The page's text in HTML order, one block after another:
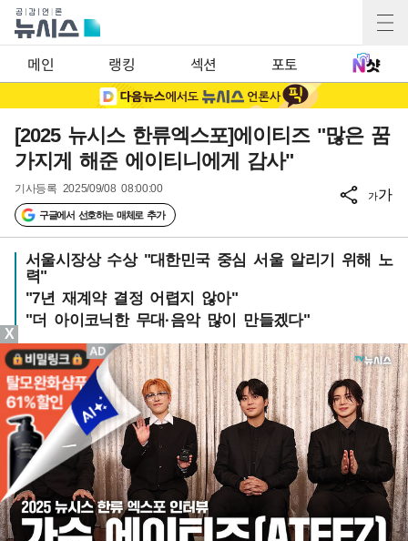
메인 랭킹 섹션 포토
[2025 뉴시스 한류엑스포]에이티즈 "많은 꿈
가지게 해준 에이티니에게 감사"
기사등록 2025/09/08 08:00:00
구글에서 선호하는 매체로 추가
가가
서울시장상 수상 "대한민국 중심 서울 알리기 위해 노
력"
"7년 재계약 결정 어렵지 않아"
"더 아이코닉한 무대·음악 많이 만들겠다"
X